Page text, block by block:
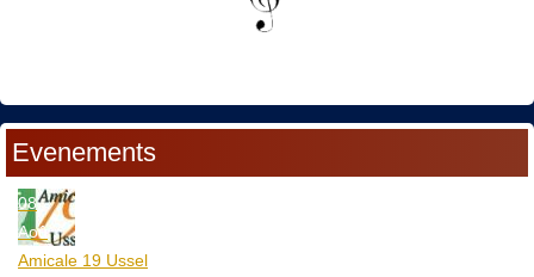
Evenements
08
Aoû
Amicale 19 Ussel